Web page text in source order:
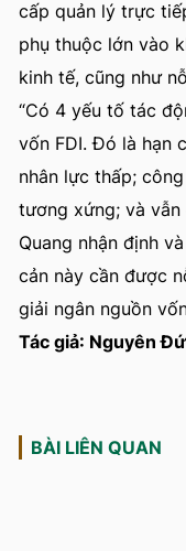
cấp quản lý trực
phụ thuộc lớn vào
kinh tế, cũng như
“Có 4 yếu tố tác
vốn FDI. Đó là hạn
nhân lực thấp;
tương xứng; và vẫn
Quang nhận định
cản này cần được
giải ngân nguồn
Tác giả: Nguyên
BÀI LIÊN QUAN